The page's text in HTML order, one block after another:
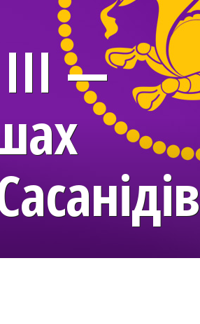
III —